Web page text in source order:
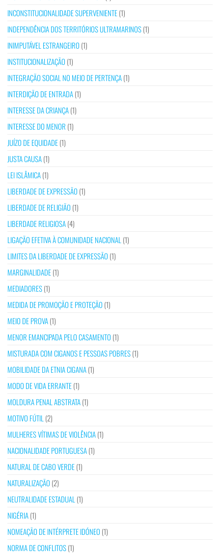
INCONSTITUCIONALIDADE SUPERVENIENTE(1)
INDEPENDÊNCIA DOS TERRITÓRIOS ULTRAMARINOS(1)
INIMPUTÁVEL ESTRANGEIRO (1)
INSTITUCIONALIZAÇÃO (1)
INTEGRAÇÃO SOCIAL NO MEIO DE PERTENÇA(1)
INTERDIÇÃO DE ENTRADA(1)
INTERESSE DA CRIANÇA(1)
INTERESSE DO MENOR (1)
JUÍZO DE EQUIDADE(1)
JUSTA CAUSA(1)
LEI ISLÂMICA(1)
LIBERDADE DE EXPRESSÃO (1)
LIBERDADE DE RELIGIÃO (1)
LIBERDADE RELIGIOSA(4)
LIGAÇÃO EFETIVA À COMUNIDADE NACIONAL (1)
LIMITES DA LIBERDADE DE EXPRESSÃO (1)
MARGINALIDADE(1)
MEDIADORES(1)
MEDIDA DE PROMOÇÃO E PROTEÇÃO (1)
MEIO DE PROVA(1)
MENOR EMANCIPADA PELO CASAMENTO (1)
MISTURADA COM CIGANOS E PESSOAS POBRES(1)
MOBILIDADE DA ETNIA CIGANA(1)
MODO DE VIDA ERRANTE(1)
MOLDURA PENAL ABSTRATA(1)
MOTIVO FÚTIL (2)
MULHERES VÍTIMAS DE VIOLÊNCIA(1)
NACIONALIDADE PORTUGUESA(1)
NATURAL DE CABO VERDE(1)
NATURALIZAÇÃO (2)
NEUTRALIDADE ESTADUAL (1)
NIGÉRIA(1)
NOMEAÇÃO DE INTÉRPRETE IDÓNEO (1)
NORMA DE CONFLITOS(1)